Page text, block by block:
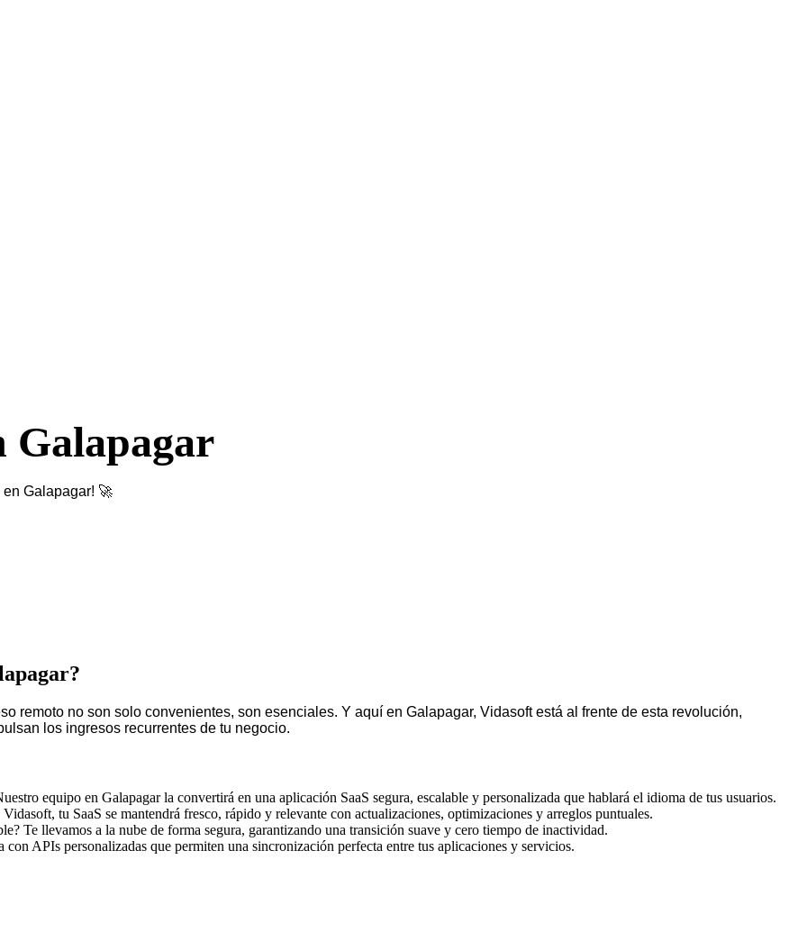
Galapagar
Galapagar! 🚀
remoto no son solo convenientes, son esenciales. Y aquí en Galapagar, Vidasoft está al frente de esta revolución,
los ingresos recurrentes de tu negocio.
equipo en Galapagar la convertirá en una aplicación SaaS segura, escalable y personalizada que hablará el idioma de tus usuarios.
tu SaaS se mantendrá fresco, rápido y relevante con actualizaciones, optimizaciones y arreglos puntuales.
Te llevamos a la nube de forma segura, garantizando una transición suave y cero tiempo de inactividad.
APIs personalizadas que permiten una sincronización perfecta entre tus aplicaciones y servicios.